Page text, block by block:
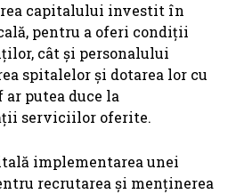
capitalului investit în
pentru a oferi condiții
cât și personalului
spitalelor și dotarea lor cu
putea duce la
serviciilor oferite.
implementarea unei
recrutarea și menținerea